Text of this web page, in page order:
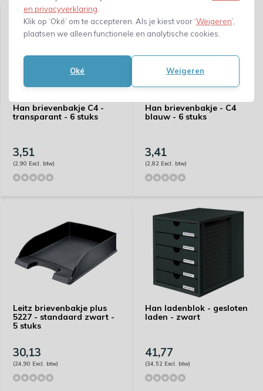
en privacyverklaring
Klik op ‘Oké’ om te accepteren. Als je kiest voor ‘Weigeren’,
plaatsen we alleen functionele en analytische cookies.
Oké Weigeren
Han brievenbakje C4 -
transparant - 6 stuks
3,51
(2,90 Excl. btw)
Han brievenbakje - C4
blauw - 6 stuks
3,41
(2,82 Excl. btw)
Leitz brievenbakje plus
5227 - standaard zwart -
5 stuks
30,13
(24,90 Excl. btw)
Han ladenblok - gesloten
laden - zwart
41,77
(34,52 Excl. btw)